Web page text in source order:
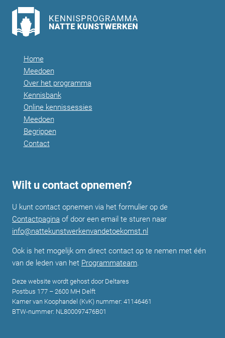
Home
Meedoen
Over het programma
Kennisbank
Online kennissessies
Meedoen
Begrippen
Contact
Wilt u contact opnemen?
U kunt contact opnemen via het formulier op de
Contactpagina of door een email te sturen naar
info@nattekunstwerkenvandetoekomst.nl
Ook is het mogelijk om direct contact op te nemen met één
van de leden van het Programmateam.
Deze website wordt gehost door Deltares
Postbus 177 – 2600 MH Delft
Kamer van Koophandel (KvK) nummer: 41146461
BTW-nummer: NL800097476B01